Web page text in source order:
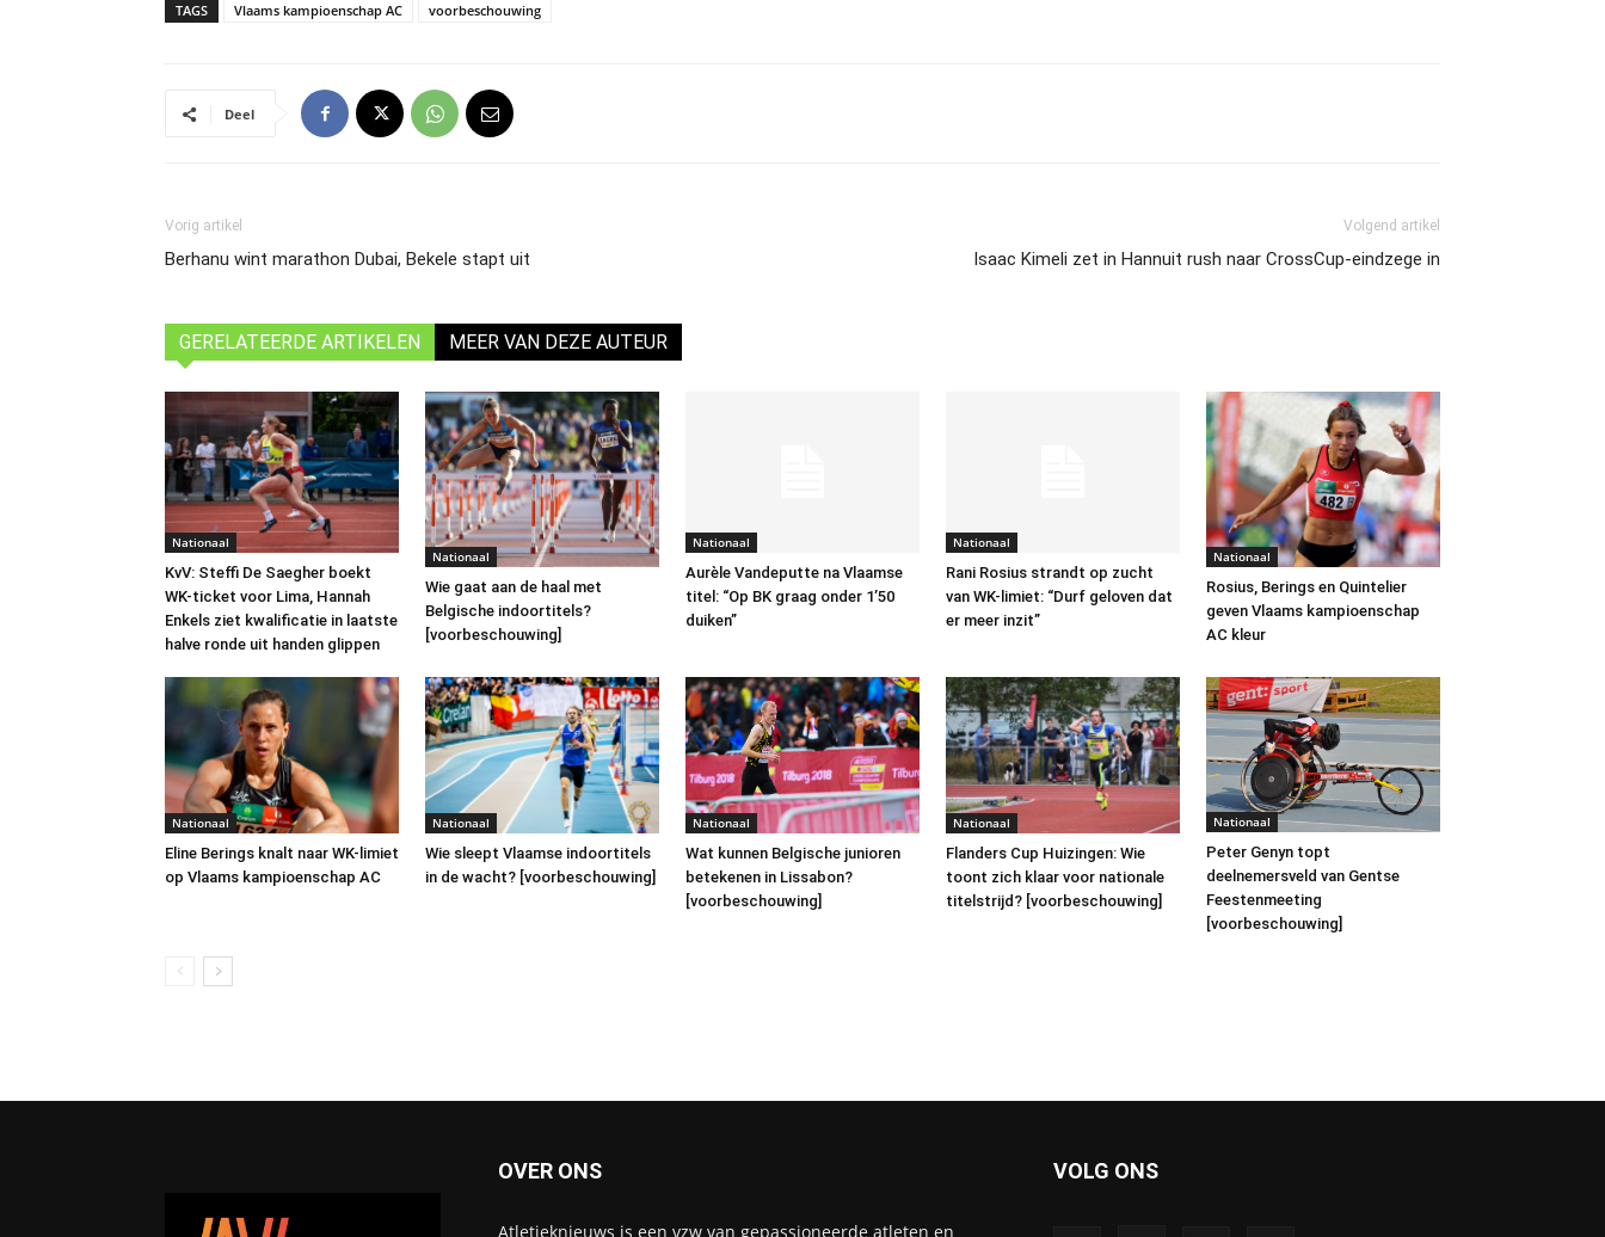
TAGS Vlaams kampioenschap AC voorbeschouwing
Deel
Vorig artikel
Berhanu wint marathon Dubai, Bekele stapt uit
Volgend artikel
Isaac Kimeli zet in Hannuit rush naar CrossCup-eindzege in
GERELATEERDE ARTIKELEN MEER VAN DEZE AUTEUR
Nationaal
KvV: Steffi De Saegher boekt
WK-ticket voor Lima, Hannah
Enkels ziet kwalificatie in laatste
halve ronde uit handen glippen
Nationaal
Wie gaat aan de haal met
Belgische indoortitels?
[voorbeschouwing]
Nationaal
Aurèle Vandeputte na Vlaamse
titel: “Op BK graag onder 1’50
duiken”
Nationaal
Rani Rosius strandt op zucht
van WK-limiet: “Durf geloven dat
er meer inzit”
Nationaal
Rosius, Berings en Quintelier
geven Vlaams kampioenschap
AC kleur
Nationaal
Eline Berings knalt naar WK-limiet
op Vlaams kampioenschap AC
Nationaal
Wie sleept Vlaamse indoortitels
in de wacht? [voorbeschouwing]
Nationaal
Wat kunnen Belgische junioren
betekenen in Lissabon?
[voorbeschouwing]
Nationaal
Flanders Cup Huizingen: Wie
toont zich klaar voor nationale
titelstrijd? [voorbeschouwing]
Nationaal
Peter Genyn topt
deelnemersveld van Gentse
Feestenmeeting
[voorbeschouwing]
OVER ONS
Atletieknieuws is een vzw van gepassioneerde atleten en
VOLG ONS